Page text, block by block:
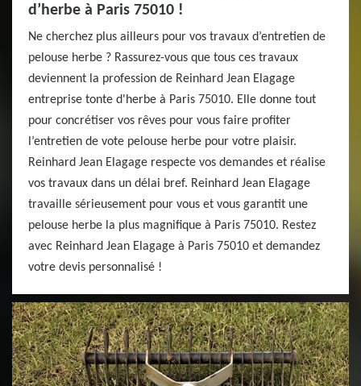
d’herbe à Paris 75010 !
Ne cherchez plus ailleurs pour vos travaux d’entretien de
pelouse herbe ? Rassurez-vous que tous ces travaux
deviennent la profession de Reinhard Jean Elagage
entreprise tonte d'herbe à Paris 75010. Elle donne tout
pour concrétiser vos rêves pour vous faire profiter
l’entretien de vote pelouse herbe pour votre plaisir.
Reinhard Jean Elagage respecte vos demandes et réalise
vos travaux dans un délai bref. Reinhard Jean Elagage
travaille sérieusement pour vous et vous garantit une
pelouse herbe la plus magnifique à Paris 75010. Restez
avec Reinhard Jean Elagage à Paris 75010 et demandez
votre devis personnalisé !